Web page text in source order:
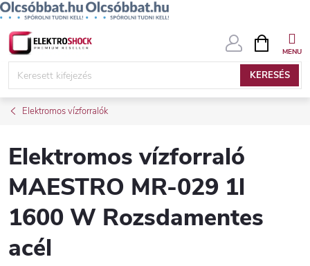
Ugrás
KERESÉS
KOSÁR
Elektromos vízforralók
Elektromos vízforraló
MAESTRO MR-029 1l
1600 W Rozsdamentes
acél